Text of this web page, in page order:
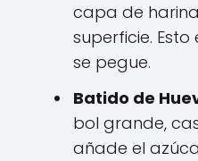
capa de
superficie.
se pegue.
Batido de
bol grande,
añade el